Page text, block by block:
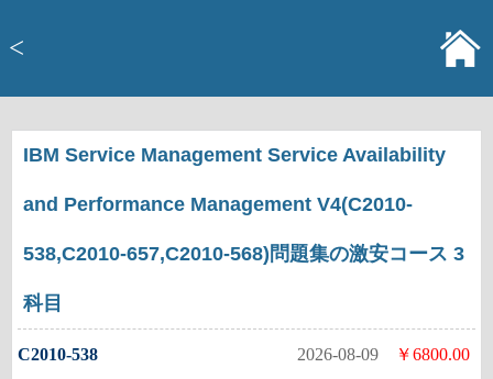
<
IBM Service Management Service Availability
and Performance Management V4(C2010-
538,C2010-657,C2010-568)問題集の激安コース 3
科目
￥6800.00
2026-08-09
C2010-538